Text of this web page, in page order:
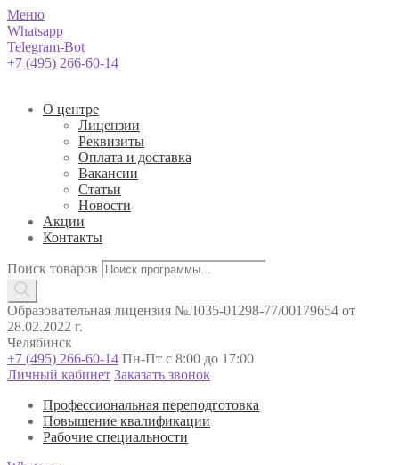
Меню
Whatsapp
Telegram-Bot
+7 (495) 266-60-14
О центре
Лицензии
Реквизиты
Оплата и доставка
Вакансии
Статьи
Новости
Акции
Контакты
Поиск товаров
Образовательная лицензия №Л035-01298-77/00179654 от
28.02.2022 г.
Челябинск
+7 (495) 266-60-14 Пн-Пт с 8:00 до 17:00
Личный кабинет Заказать звонок
Профессиональная переподготовка
Повышение квалификации
Рабочие специальности